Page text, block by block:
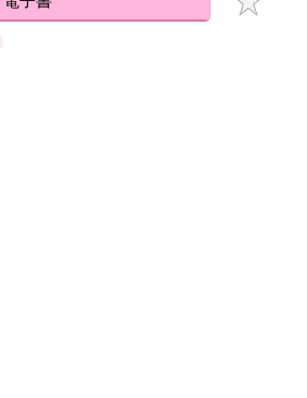
堂所購買的電子書僅能以金石堂專屬